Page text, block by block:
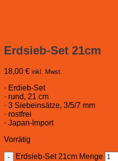
Erdsieb-Set 21cm
18,00 € inkl. Mwst.
· Erdieb-Set
· rund, 21 cm
· 3 Siebeinsätze, 3/5/7 mm
· rostfrei
· Japan-Import
Vorrätig
Erdsieb-Set 21cm Menge